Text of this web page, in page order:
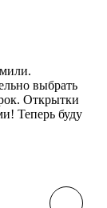
выбрать
Открытки
Теперь буду